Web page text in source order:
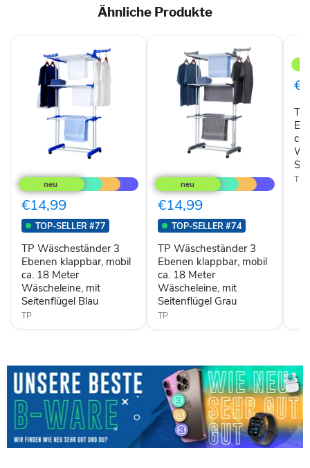
Ähnliche Produkte
Wäscheständer
3
Ebenen
klappbar,
mobil
ca.
18
Meter
Wäscheleine,
mit
Seitenflügel
Blau
€14,99
TOP-SELLER #77
TP Wäscheständer 3
Ebenen klappbar, mobil
ca. 18 Meter
Wäscheleine, mit
Seitenflügel Blau
TP
Wäscheständer
3
Ebenen
klappbar,
mobil
ca.
18
Meter
Wäscheleine,
mit
Seitenflügel
Grau
€14,99
TOP-SELLER #74
TP Wäscheständer 3
Ebenen klappbar, mobil
ca. 18 Meter
Wäscheleine, mit
Seitenflügel Grau
TP
3
ca.
18
mit
blau
TP